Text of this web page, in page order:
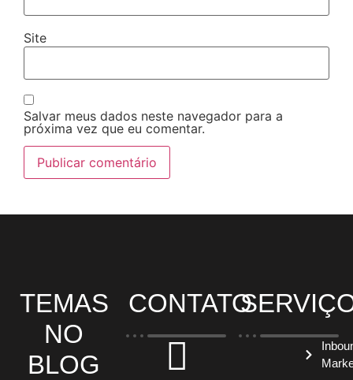
Site
Salvar meus dados neste navegador para a
próxima vez que eu comentar.
TEMAS
NO
BLOG
CONTATO